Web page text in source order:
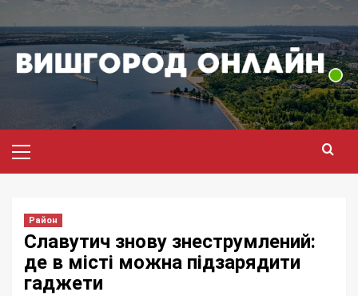
до
вмісту
меню
Район
Славутич знову знеструмлений:
де в місті можна підзарядити
гаджети